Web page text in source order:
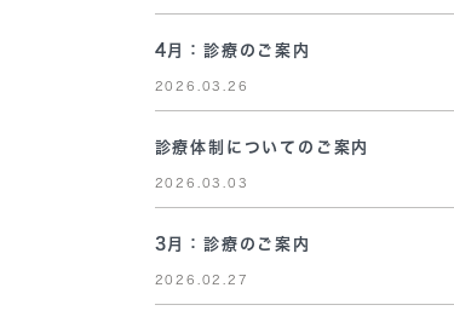
4月：診療のご案内
2026.03.26
診療体制についてのご案内
2026.03.03
3月：診療のご案内
2026.02.27